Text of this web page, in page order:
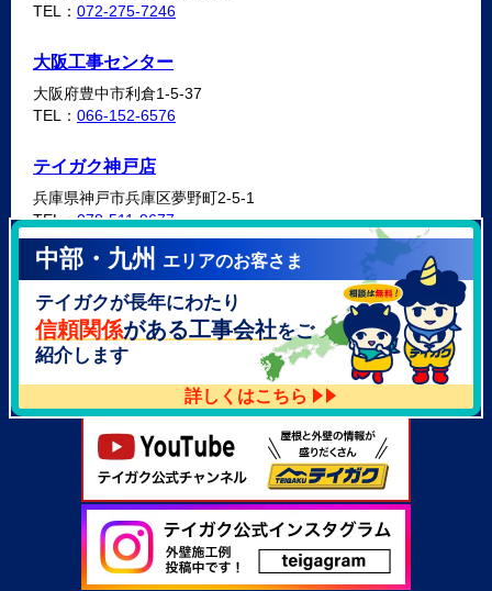
TEL： 072-275-7246
大阪工事センター
大阪府豊中市利倉1-5-37
TEL： 066-152-6576
テイガク神戸店
兵庫県神戸市兵庫区夢野町2-5-1
TEL：078-511-9677
テイガク泉北・泉南店
大阪府泉北郡忠岡町高月南3-14
TEL：072-521-2637
中部・九州 エリアのお客さま
テイガクが長年にわたり
信頼関係がある工事会社をご
紹介します
詳しくはこちら